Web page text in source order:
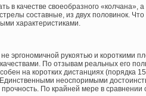
в качестве своеобразного «колчана»,
составные, из двух половинок.
характеристиками.
эргономичной рукоятью и короткими
качествами. По отзывам реальных его
на коротких дистанциях (порядка
неоспоримыми
По крайней мере в сравнении